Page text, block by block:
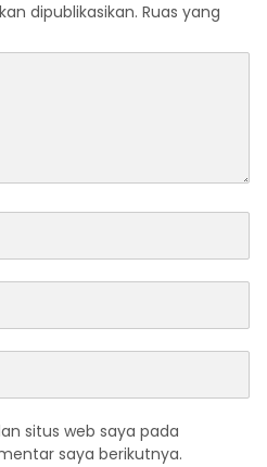
dipublikasikan. Ruas yang
situs web saya pada
saya berikutnya.